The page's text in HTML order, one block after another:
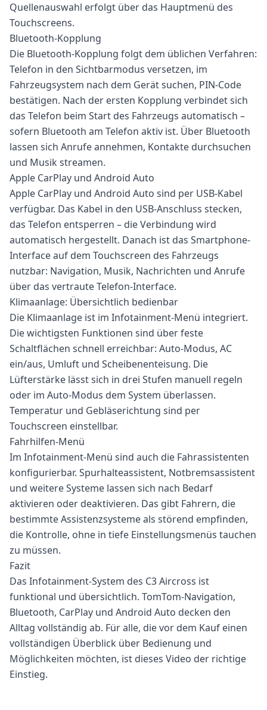
Quellenauswahl erfolgt über das Hauptmenü des
Touchscreens.
Bluetooth-Kopplung
Die Bluetooth-Kopplung folgt dem üblichen Verfahren:
Telefon in den Sichtbarmodus versetzen, im
Fahrzeugsystem nach dem Gerät suchen, PIN-Code
bestätigen. Nach der ersten Kopplung verbindet sich
das Telefon beim Start des Fahrzeugs automatisch –
sofern Bluetooth am Telefon aktiv ist. Über Bluetooth
lassen sich Anrufe annehmen, Kontakte durchsuchen
und Musik streamen.
Apple CarPlay und Android Auto
Apple CarPlay und Android Auto sind per USB-Kabel
verfügbar. Das Kabel in den USB-Anschluss stecken,
das Telefon entsperren – die Verbindung wird
automatisch hergestellt. Danach ist das Smartphone-
Interface auf dem Touchscreen des Fahrzeugs
nutzbar: Navigation, Musik, Nachrichten und Anrufe
über das vertraute Telefon-Interface.
Klimaanlage: Übersichtlich bedienbar
Die Klimaanlage ist im Infotainment-Menü integriert.
Die wichtigsten Funktionen sind über feste
Schaltflächen schnell erreichbar: Auto-Modus, AC
ein/aus, Umluft und Scheibenenteisung. Die
Lüfterstärke lässt sich in drei Stufen manuell regeln
oder im Auto-Modus dem System überlassen.
Temperatur und Gebläserichtung sind per
Touchscreen einstellbar.
Fahrhilfen-Menü
Im Infotainment-Menü sind auch die Fahrassistenten
konfigurierbar. Spurhalteassistent, Notbremsassistent
und weitere Systeme lassen sich nach Bedarf
aktivieren oder deaktivieren. Das gibt Fahrern, die
bestimmte Assistenzsysteme als störend empfinden,
die Kontrolle, ohne in tiefe Einstellungsmenüs tauchen
zu müssen.
Fazit
Das Infotainment-System des C3 Aircross ist
funktional und übersichtlich. TomTom-Navigation,
Bluetooth, CarPlay und Android Auto decken den
Alltag vollständig ab. Für alle, die vor dem Kauf einen
vollständigen Überblick über Bedienung und
Möglichkeiten möchten, ist dieses Video der richtige
Einstieg.